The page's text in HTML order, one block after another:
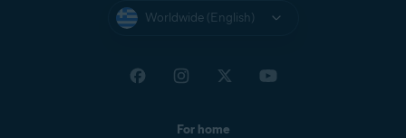
Worldwide (English)
For home